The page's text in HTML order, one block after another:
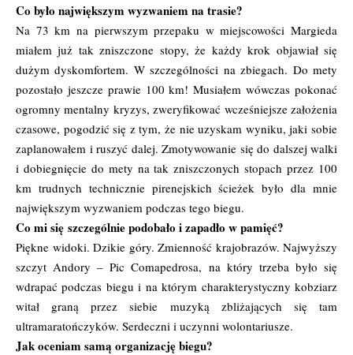
Co było największym wyzwaniem na trasie?
Na 73 km na pierwszym przepaku w miejscowości Margieda
miałem już tak zniszczone stopy, że każdy krok objawiał się
dużym dyskomfortem. W szczególności na zbiegach. Do mety
pozostało jeszcze prawie 100 km! Musiałem wówczas pokonać
ogromny mentalny kryzys, zweryfikować wcześniejsze założenia
czasowe, pogodzić się z tym, że nie uzyskam wyniku, jaki sobie
zaplanowałem i ruszyć dalej. Zmotywowanie się do dalszej walki
i dobiegnięcie do mety na tak zniszczonych stopach przez 100
km trudnych technicznie pirenejskich ścieżek było dla mnie
największym wyzwaniem podczas tego biegu.
Co mi się szczególnie podobało i zapadło w pamięć?
Piękne widoki. Dzikie góry. Zmienność krajobrazów. Najwyższy
szczyt Andory – Pic Comapedrosa, na który trzeba było się
wdrapać podczas biegu i na którym charakterystyczny kobziarz
witał graną przez siebie muzyką zbliżających się tam
ultramaratończyków. Serdeczni i uczynni wolontariusze.
Jak oceniam samą organizację biegu?